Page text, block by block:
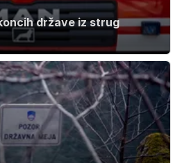
države iz strug